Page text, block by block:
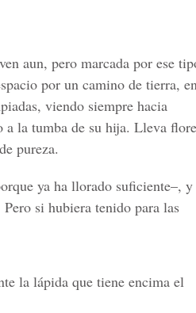
aun, pero marcada por ese
por un camino de tierra,
viendo siempre hacia
a la tumba de su hija. Lleva
pureza.
ya ha llorado suficiente–,
si hubiera tenido para las
la lápida que tiene encima el